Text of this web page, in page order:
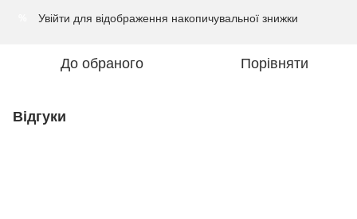
Увійти для відображення накопичувальної знижки
До обраного Порівняти
Відгуки